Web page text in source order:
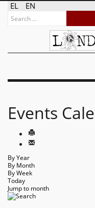
EL EN
Events
By Year
By Month
By Week
Today
Jump to month